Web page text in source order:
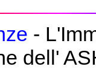
-
dell'